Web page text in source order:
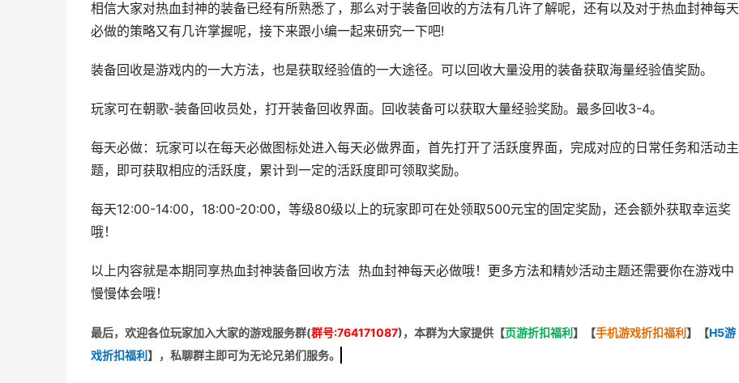
相信大家对热血封神的装备已经有所熟悉了，那么对于装备回收的方法有几许了解呢，还有以及对于热血封神每天
必做的策略又有几许掌握呢，接下来跟小编一起来研究一下吧!
装备回收是游戏内的一大方法，也是获取经验值的一大途径。可以回收大量没用的装备获取海量经验值奖励。
玩家可在朝歌-装备回收员处，打开装备回收界面。回收装备可以获取大量经验奖励。最多回收3-4。
每天必做：玩家可以在每天必做图标处进入每天必做界面，首先打开了活跃度界面，完成对应的日常任务和活动主
题，即可获取相应的活跃度，累计到一定的活跃度即可领取奖励。
每天12:00-14:00，18:00-20:00，等级80级以上的玩家即可在处领取500元宝的固定奖励，还会额外获取幸运奖
哦！
以上内容就是本期同享热血封神装备回收方法 热血封神每天必做哦！更多方法和精妙活动主题还需要你在游戏中
慢慢体会哦！
最后，欢迎各位玩家加入大家的游戏服务群(群号:764171087)，本群为大家提供【页游折扣福利 】 【手机游戏折扣福利 】 【H5游
戏折扣福利 】 ，私聊群主即可为无论兄弟们服务。